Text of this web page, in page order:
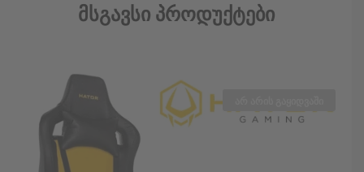
Მსგავსი Პროდუქტები